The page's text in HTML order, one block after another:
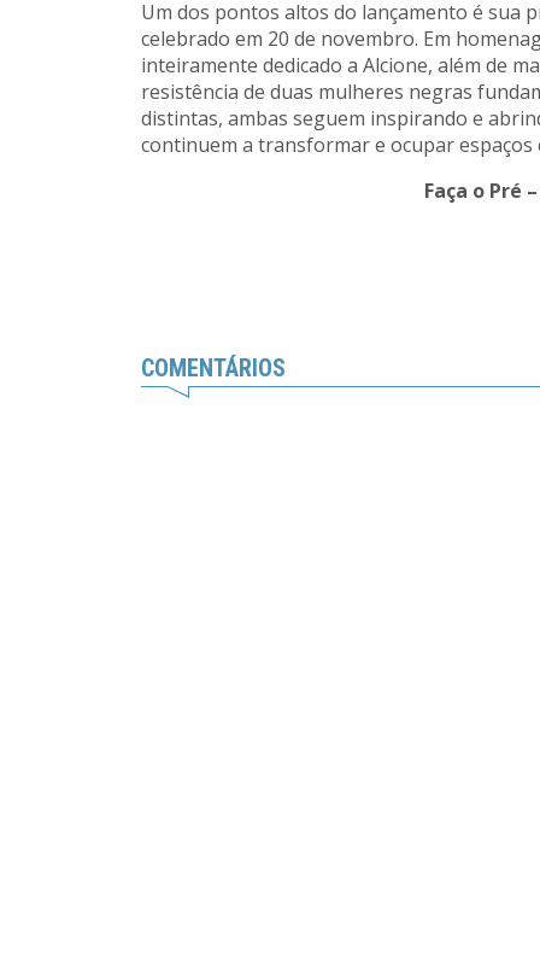
Um dos pontos altos do lançamento é sua
celebrado em 20 de novembro. Em
inteiramente dedicado a Alcione, além de
resistência de duas mulheres negras
distintas, ambas seguem inspirando e
continuem a transformar e ocupar espaços
Faça o Pré
COMENTÁRIOS